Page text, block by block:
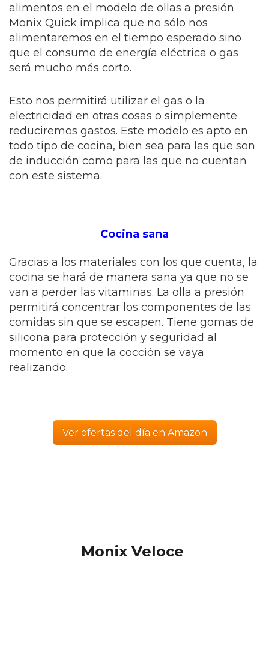
alimentos en el modelo de ollas a presión
Monix Quick implica que no sólo nos
alimentaremos en el tiempo esperado sino
que el consumo de energía eléctrica o gas
será mucho más corto.
Esto nos permitirá utilizar el gas o la
electricidad en otras cosas o simplemente
reduciremos gastos. Este modelo es apto en
todo tipo de cocina, bien sea para las que son
de inducción como para las que no cuentan
con este sistema.
Cocina sana
Gracias a los materiales con los que cuenta, la
cocina se hará de manera sana ya que no se
van a perder las vitaminas. La olla a presión
permitirá concentrar los componentes de las
comidas sin que se escapen. Tiene gomas de
silicona para protección y seguridad al
momento en que la cocción se vaya
realizando.
Ver ofertas del día en Amazon
Monix Veloce